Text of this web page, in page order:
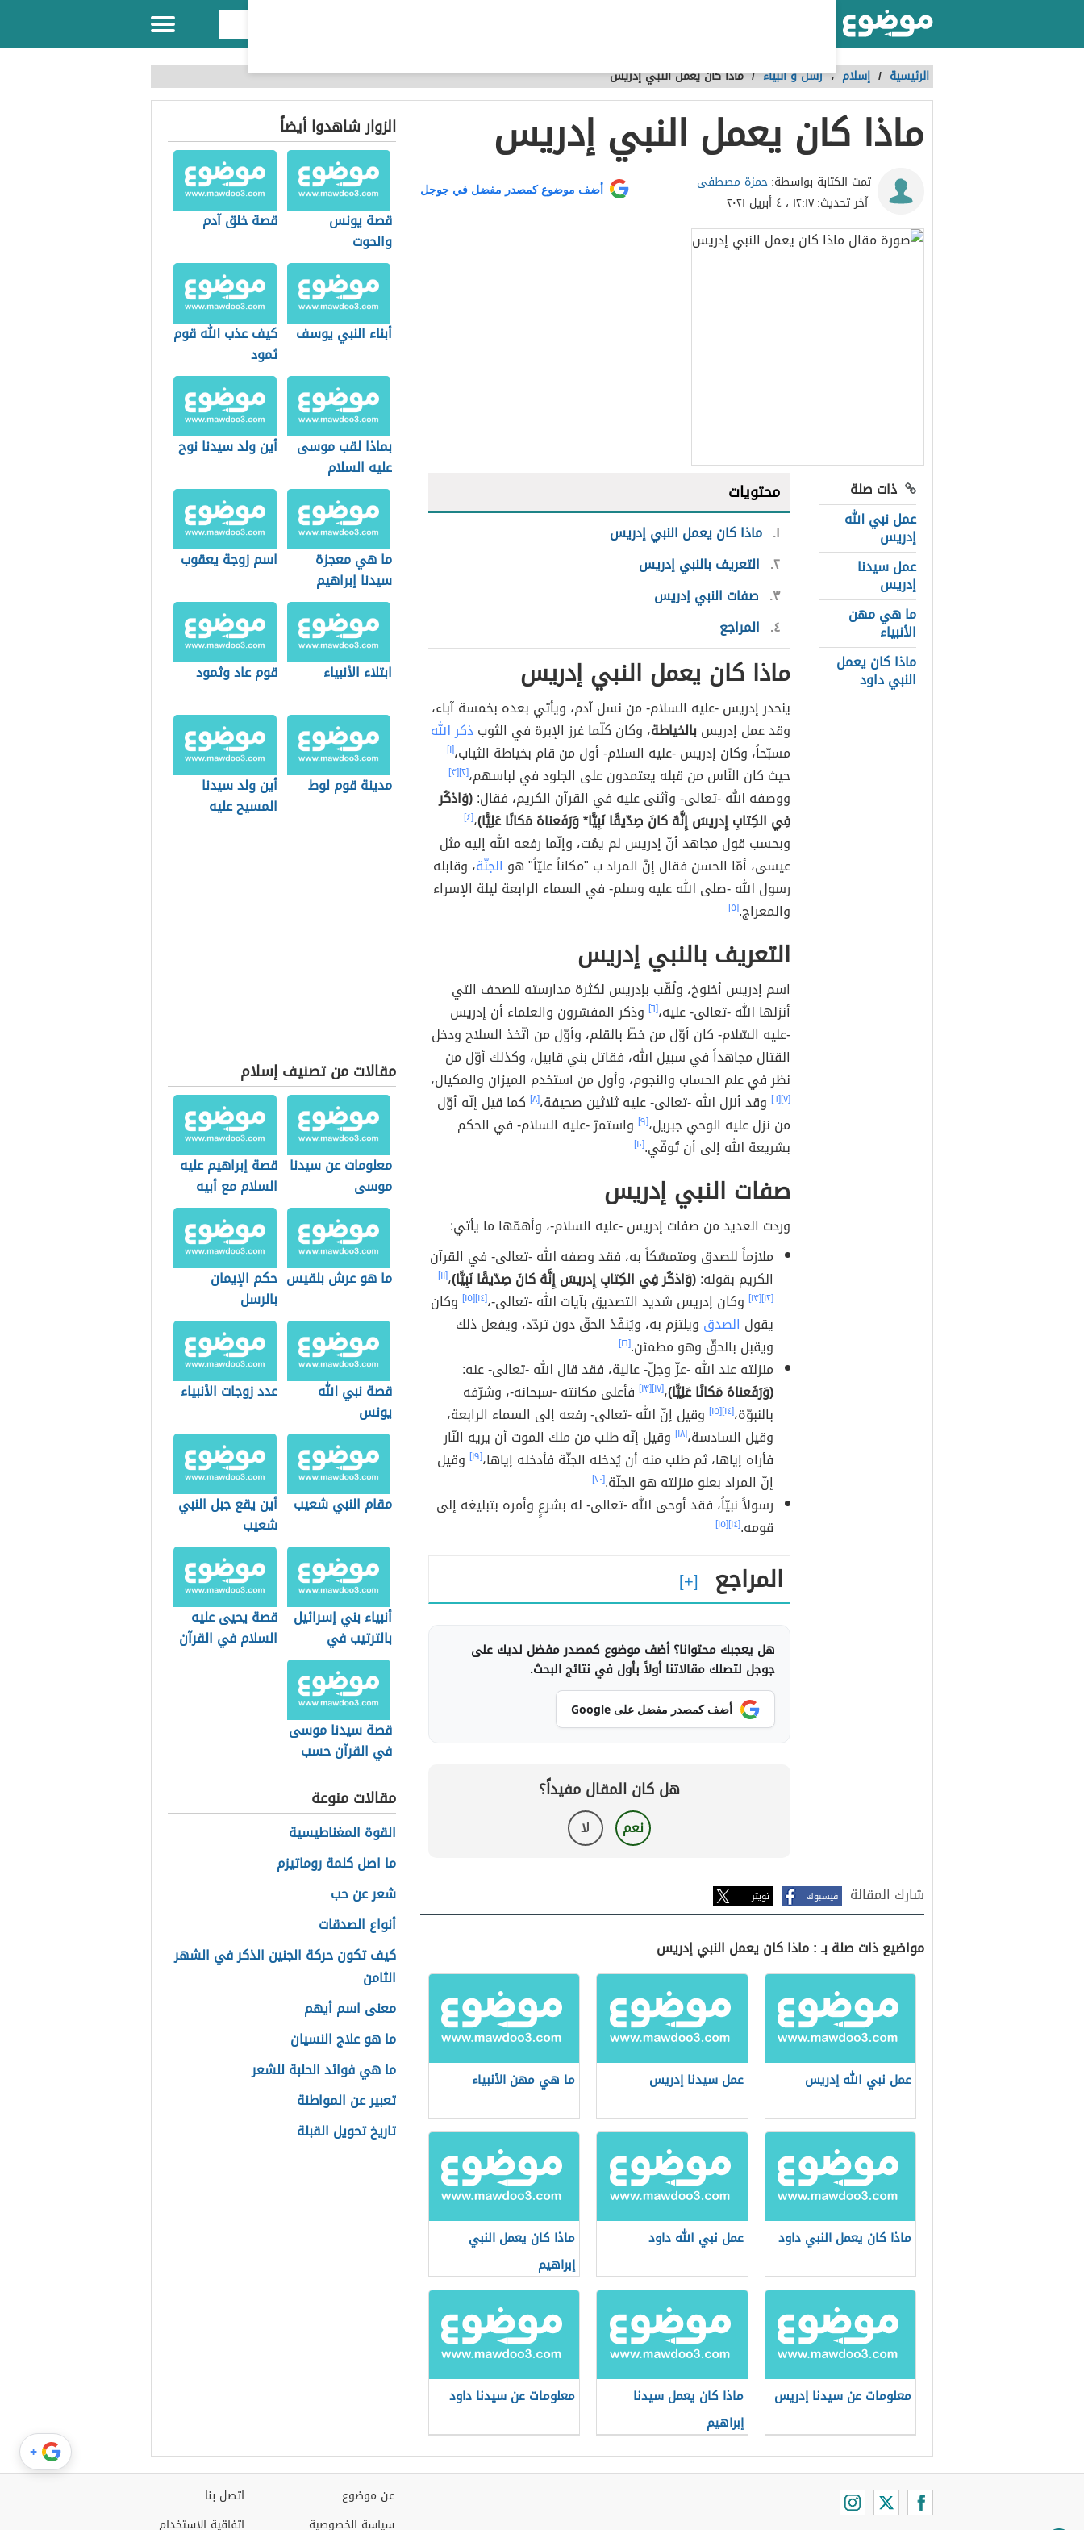
الرئيسية / إسلام ،رسل و أنبياء /ماذا كان يعمل النبي إدريس
ماذا كان يعمل النبي إدريس
تمت الكتابة بواسطة:حمزة مصطفى
آخر تحديث:١٢:١٧ ، ٤ أبريل ٢٠٢١
أضف موضوع كمصدر مفضل في جوجل
ذات صلة
عمل نبي الله
إدريس
عمل سيدنا
إدريس
ما هي مهن
الأنبياء
ماذا كان يعمل
النبي داود
محتويات
١ ماذا كان يعمل النبي إدريس
٢ التعريف بالنبي إدريس
٣ صفات النبي إدريس
٤ المراجع
ماذا كان يعمل النبي إدريس
ينحدر إدريس -عليه السلام- من نسل آدم، ويأتي بعده بخمسة آباء،
وقد عمل إدريسبالخياطة، وكان كلّما غرز الإبرة في الثوبذكر الله
مسبّحاً، وكان إدريس -عليه السلام- أول من قام بخياطة الثياب،[١]
حيث كان النّاس من قبله يعتمدون على الجلود في لباسهم،[٢] [٣]
ووصفه الله -تعالى- وأثنى عليه في القرآن الكريم، فقال:(وَاذكُر
فِي الكِتابِ إِدريسَ إِنَّهُ كانَ صِدّيقًا نَبِيًّا* وَرَفَعناهُ مَكانًا عَلِيًّا)،[٤]
وبحسب قول مجاهد أنّ إدريس لم يمُت، وإنّما رفعه الله إليه مثل
عيسى، أمّا الحسن فقال إنّ المراد ب "مكاناً عليّاً" هو الجنّة، وقابله
رسول الله -صلى الله عليه وسلم- في السماء الرابعة ليلة الإسراء
والمعراج.[٥]
التعريف بالنبي إدريس
اسم إدريس أخنوخ، ولُقّب بإدريس لكثرة مدارسته للصحف التي
أنزلها الله -تعالى- عليه،[٦]
وذكر المفسّرون والعلماء أن إدريس
-عليه السّلام- كان أوّل من خطّ بالقلم، وأوّل من اتّخذ السلاح ودخل
القتال مجاهداً في سبيل الله، فقاتل بني قابيل، وكذلك أوّل من
نظر في علم الحساب والنجوم، وأول من استخدم الميزان والمكيال،
[٧] [٦] وقد أنزل الله -تعالى- عليه ثلاثين صحيفة،[٨]
كما قيل إنّه أوّل
من نزل عليه الوحي جبريل،[٩]
واستمرّ -عليه السلام- في الحكم
بشريعة الله إلى أن تُوفّي.[١٠]
صفات النبي إدريس
وردت العديد من صفات إدريس -عليه السلام-، وأهمّها ما يأتي:
ملازماً للصدق ومتمسّكاً به، فقد وصفه الله -تعالى- في القرآن
الكريم بقوله:(وَاذكُر فِي الكِتابِ إِدريسَ إِنَّهُ كانَ صِدّيقًا نَبِيًّا)،[١١]
[١٢] [١٣] وكان إدريس شديد التصديق بآيات الله -تعالى-،[١٤] [١٥]
وكان
يقول الصدق ويلتزم به، ويُنفّذ الحقّ دون تردّد، ويفعل ذلك
ويقبل بالحقّ وهو مطمئن.[١٦]
منزلته عند الله -عزّ وجلّ- عالية، فقد قال الله -تعالى- عنه:
(وَرَفَعناهُ مَكانًا عَلِيًّا)،[١٧] [١٣]
فأعلى مكانته -سبحانه-، وشرّفه
بالنبوّة،[١٤] [١٥]
وقيل إنّ الله -تعالى- رفعه إلى السماء الرابعة،
وقيل السادسة،[١٨]
وقيل إنّه طلب من ملك الموت أن يريه النّار
فأراه إياها، ثم طلب منه أن يُدخله الجنّة فأدخله إياها،[١٩]
وقيل
إنّ المراد بعلو منزلته هو الجنّة.[٢٠]
رسولاً نبيّاً، فقد أوحى الله -تعالى- له بشرعٍ وأمره بتبليغه إلى
قومه.[١٤] [١٥]
المراجع
هل يعجبك محتوانا؟ أضف موضوع كمصدر مفضل لديك على
جوجل لتصلك مقالاتنا أولاً بأول في نتائج البحث.
أضف كمصدر مفضل على Google
هل كان المقال مفيداً؟
نعم لا
شارك المقالة فيسبوك تويتر
مواضيع ذات صلة بـ : ماذا كان يعمل النبي إدريس
عمل نبي الله إدريس عمل سيدنا إدريس ما هي مهن الأنبياء
ماذا كان يعمل النبي داود عمل نبي الله داود
ماذا كان يعمل النبي
إبراهيم
معلومات عن سيدنا إدريس
ماذا كان يعمل سيدنا
إبراهيم
معلومات عن سيدنا داود
الزوار شاهدوا أيضاً
قصة يونس
والحوت
قصة خلق آدم
أبناء النبي يوسف
كيف عذب الله قوم
ثمود
بماذا لقب موسى
عليه السلام
أين ولد سيدنا نوح
ما هي معجزة
سيدنا إبراهيم
اسم زوجة يعقوب
ابتلاء الأنبياء قوم عاد وثمود
مدينة قوم لوط
أين ولد سيدنا
المسيح عليه
مقالات من تصنيف إسلام
معلومات عن سيدنا
موسى
قصة إبراهيم عليه
السلام مع أبيه
ما هو عرش بلقيس حكم الإيمان
بالرسل
قصة نبي الله
يونس
عدد زوجات الأنبياء
مقام النبي شعيب
أين يقع جبل النبي
شعيب
أنبياء بني إسرائيل
بالترتيب في
الإسلام
قصة يحيى عليه
السلام في القرآن
قصة سيدنا موسى
في القرآن حسب
مقالات منوعة
القوة المغناطيسية
ما اصل كلمة روماتيزم
شعر عن حب
أنواع الصدقات
كيف تكون حركة الجنين الذكر في الشهر
الثامن
معنى اسم أيهم
ما هو علاج النسيان
ما هي فوائد الحلبة للشعر
تعبير عن المواطنة
تاريخ تحويل القبلة
اتصل بنا
اتفاقية الاستخدام
عن موضوع
سياسة الخصوصية
+